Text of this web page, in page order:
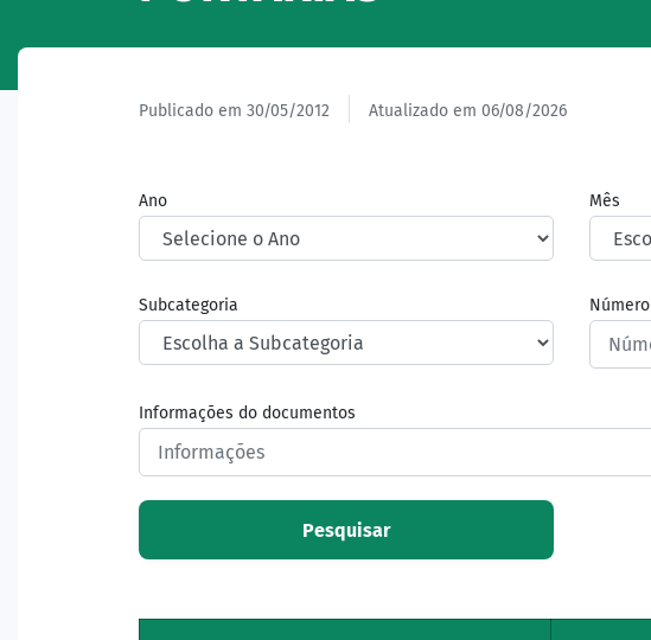
Publicado em 30/05/2012 Atualizado em 06/08/2026
Ano Mês
Subcategoria Número
Informações do documentos
Pesquisar